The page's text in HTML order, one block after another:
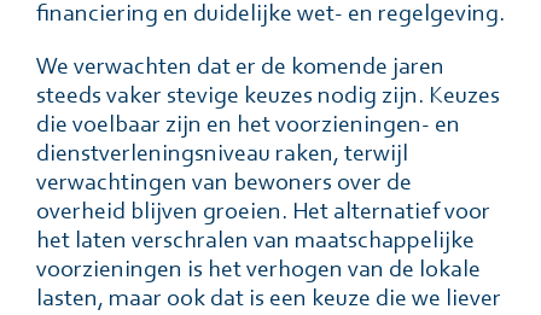
financiering en duidelijke wet- en regelgeving.
We verwachten dat er de komende jaren
steeds vaker stevige keuzes nodig zijn. Keuzes
die voelbaar zijn en het voorzieningen- en
dienstverleningsniveau raken, terwijl
verwachtingen van bewoners over de
overheid blijven groeien. Het alternatief voor
het laten verschralen van maatschappelijke
voorzieningen is het verhogen van de lokale
lasten, maar ook dat is een keuze die we liever